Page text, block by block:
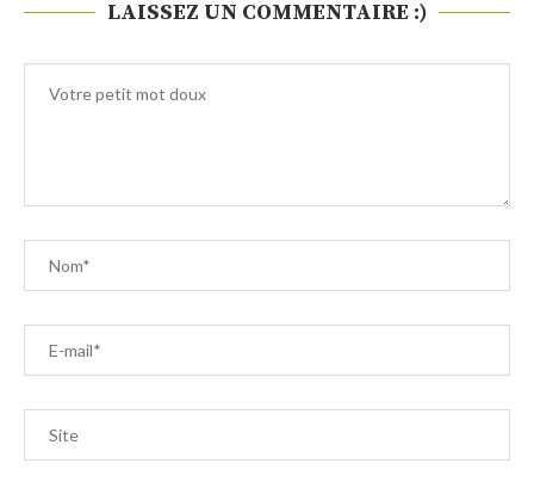
LAISSEZ UN COMMENTAIRE :)